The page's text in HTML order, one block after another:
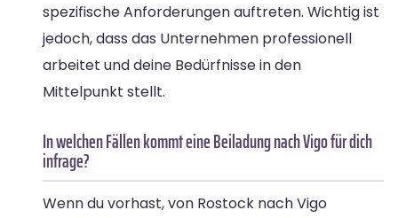
spezifische Anforderungen auftreten. Wichtig ist
jedoch, dass das Unternehmen professionell
arbeitet und deine Bedürfnisse in den
Mittelpunkt stellt.
In welchen Fällen kommt eine Beiladung nach Vigo für dich
infrage?
Wenn du vorhast, von Rostock nach Vigo